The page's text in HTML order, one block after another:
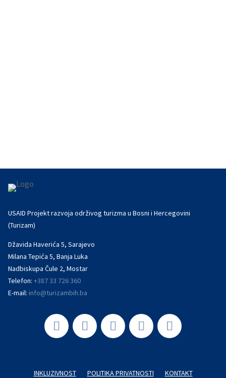
USAID Projekt razvoja održivog turizma u Bosni i Hercegovini
(Turizam)
Džavida Haverića 5, Sarajevo
Milana Tepića 5, Banja Luka
Nadbiskupa Čule 2, Mostar
Telefon: +387 33 726 360
E-mail: info@turizambih.ba
INKLUZIVNOST POLITIKA PRIVATNOSTI KONTAKT